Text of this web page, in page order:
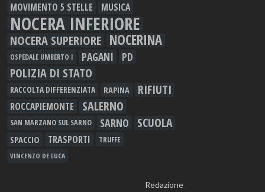
MOVIMENTO 5 STELLE MUSICA
NOCERA INFERIORE
NOCERA SUPERIORE NOCERINA
OSPEDALE UMBERTO I PAGANI PD
POLIZIA DI STATO
RACCOLTA DIFFERENZIATA RAPINA RIFIUTI
ROCCAPIEMONTE SALERNO
SAN MARZANO SUL SARNO SARNO SCUOLA
SPACCIO TRASPORTI TRUFFE
VINCENZO DE LUCA
Redazione